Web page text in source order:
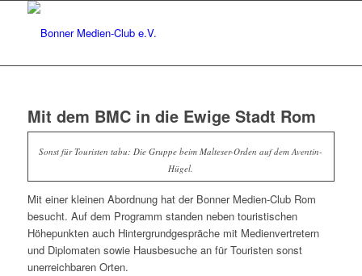
Mit dem BMC in die Ewige Stadt Rom
Sonst für Touristen tabu: Die Gruppe beim Malteser-Orden auf dem Aventin-
Hügel.
Mit einer kleinen Abordnung hat der Bonner Medien-Club Rom
besucht. Auf dem Programm standen neben touristischen
Höhepunkten auch Hintergrundgespräche mit Medienvertretern
und Diplomaten sowie Hausbesuche an für Touristen sonst
unerreichbaren Orten.